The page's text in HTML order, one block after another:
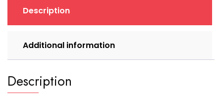
Description
Additional information
Description